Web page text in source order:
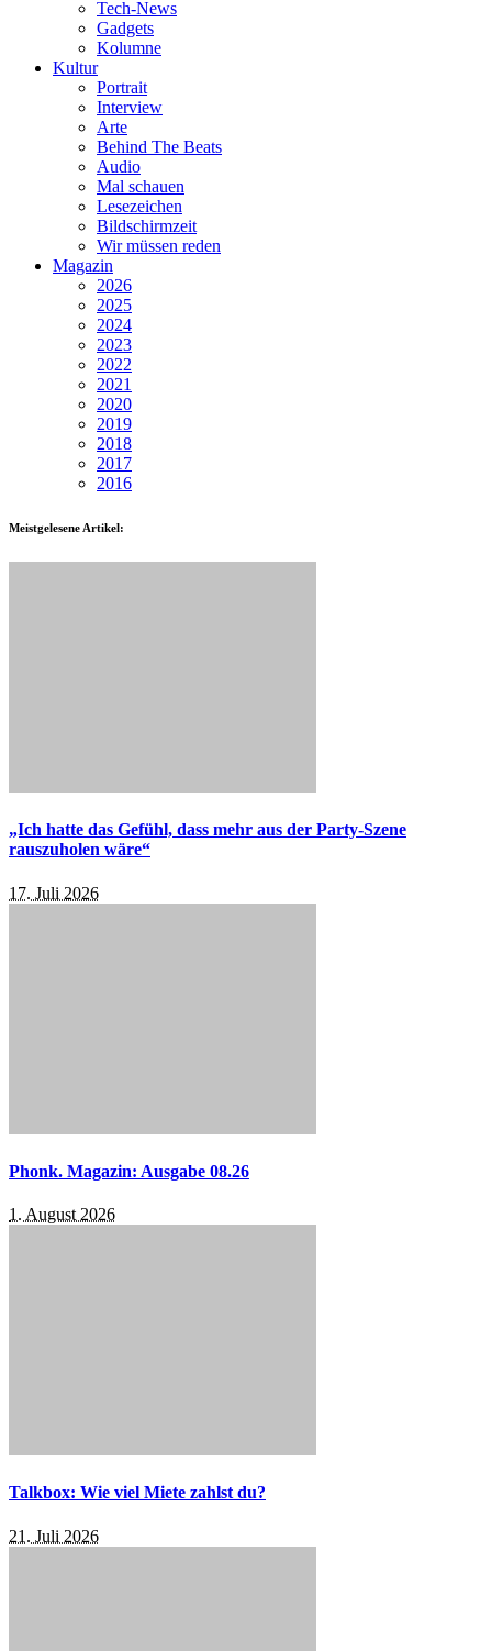
Tech-News
Gadgets
Kolumne
Kultur
Portrait
Interview
Arte
Behind The Beats
Audio
Mal schauen
Lesezeichen
Bildschirmzeit
Wir müssen reden
Magazin
2026
2025
2024
2023
2022
2021
2020
2019
2018
2017
2016
Meistgelesene Artikel:
„Ich hatte das Gefühl, dass mehr aus der Party-Szene
rauszuholen wäre“
17. Juli 2026
Phonk. Magazin: Ausgabe 08.26
1. August 2026
Talkbox: Wie viel Miete zahlst du?
21. Juli 2026